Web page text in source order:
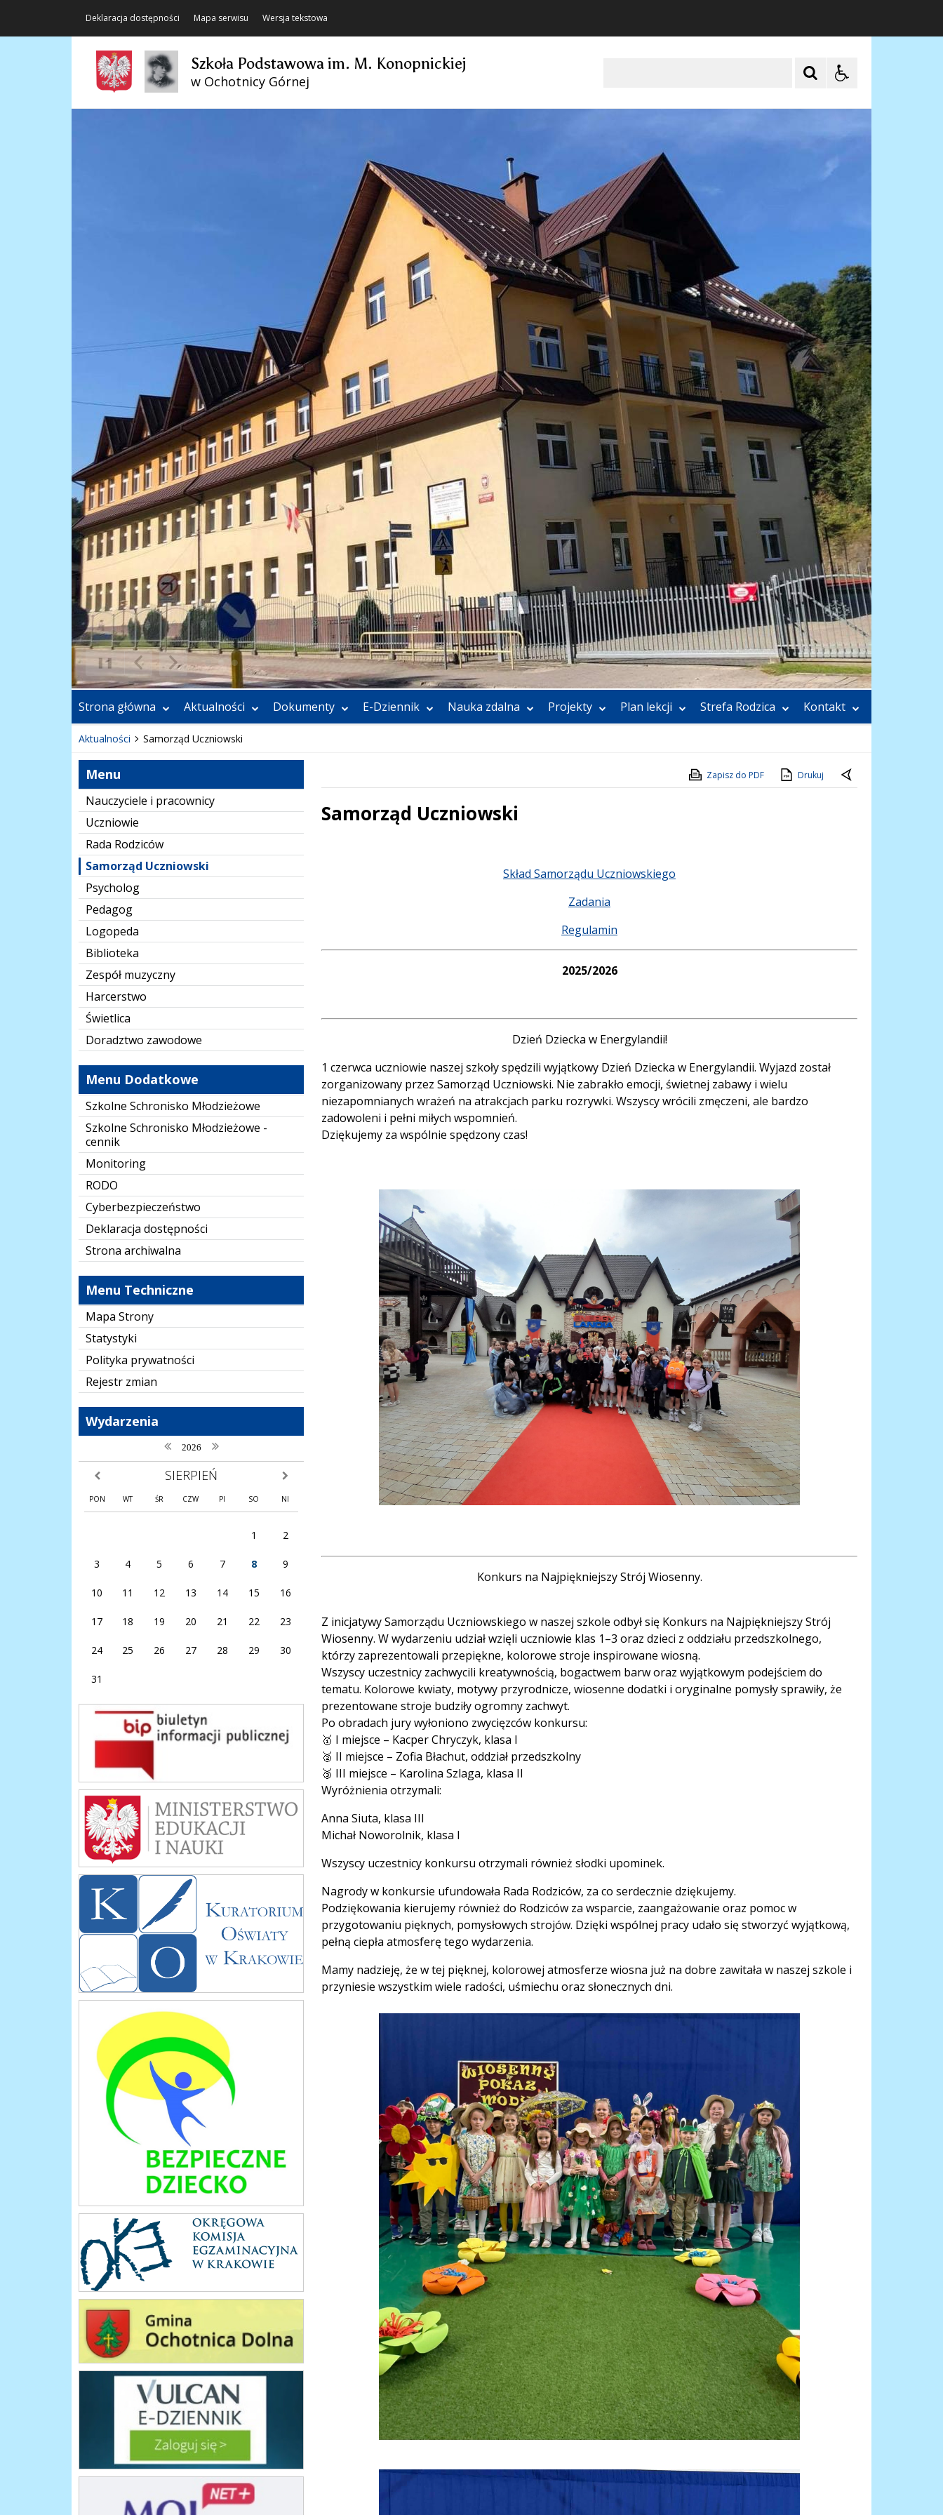
Deklaracja dostępności Mapa serwisu Wersja tekstowa
Szkoła Podstawowa im. M. Konopnickiej
w Ochotnicy Górnej
Poprzedni Element
Następny Element
❚❚
Strona główna Aktualności Dokumenty E-Dziennik Nauka zdalna Projekty Plan lekcji Strefa Rodzica Kontakt
Aktualności Samorząd Uczniowski
Menu
Nauczyciele i pracownicy
Uczniowie
Rada Rodziców
Samorząd Uczniowski
Psycholog
Pedagog
Logopeda
Biblioteka
Zespół muzyczny
Harcerstwo
Świetlica
Doradztwo zawodowe
Menu Dodatkowe
Szkolne Schronisko Młodzieżowe
Szkolne Schronisko Młodzieżowe -
cennik
Monitoring
RODO
Cyberbezpieczeństwo
Deklaracja dostępności
Strona archiwalna
Menu Techniczne
Mapa Strony
Statystyki
Polityka prywatności
Rejestr zmian
Wydarzenia
poprzedni rok
2026 następny rok
poprzedni miesiąc SIERPIEŃ następny miesiąc
PON WT ŚR CZW PI SO NI
1 2
3 4 5 6 7 8 9
10 11 12 13 14 15 16
17 18 19 20 21 22 23
24 25 26 27 28 29 30
31
bip
men
kuratorium_krakow
bezp_dziecko
oke_krakow
urzad_gminy
vulcan
mol_net
Zapisz do PDF Drukuj
Samorząd Uczniowski
Skład Samorządu Uczniowskiego
Zadania
Regulamin
2025/2026
Dzień Dziecka w Energylandii!
1 czerwca uczniowie naszej szkoły spędzili wyjątkowy Dzień Dziecka w Energylandii. Wyjazd został
zorganizowany przez Samorząd Uczniowski. Nie zabrakło emocji, świetnej zabawy i wielu
niezapomnianych wrażeń na atrakcjach parku rozrywki. Wszyscy wrócili zmęczeni, ale bardzo
zadowoleni i pełni miłych wspomnień.
Dziękujemy za wspólnie spędzony czas!
Konkurs na Najpiękniejszy Strój Wiosenny.
Z inicjatywy Samorządu Uczniowskiego w naszej szkole odbył się Konkurs na Najpiękniejszy Strój
Wiosenny. W wydarzeniu udział wzięli uczniowie klas 1–3 oraz dzieci z oddziału przedszkolnego,
którzy zaprezentowali przepiękne, kolorowe stroje inspirowane wiosną.
Wszyscy uczestnicy zachwycili kreatywnością, bogactwem barw oraz wyjątkowym podejściem do
tematu. Kolorowe kwiaty, motywy przyrodnicze, wiosenne dodatki i oryginalne pomysły sprawiły, że
prezentowane stroje budziły ogromny zachwyt.
Po obradach jury wyłoniono zwycięzców konkursu:
🥇 I miejsce – Kacper Chryczyk, klasa I
🥈 II miejsce – Zofia Błachut, oddział przedszkolny
🥉 III miejsce – Karolina Szlaga, klasa II
Wyróżnienia otrzymali:
Anna Siuta, klasa III
Michał Noworolnik, klasa I
Wszyscy uczestnicy konkursu otrzymali również słodki upominek.
Nagrody w konkursie ufundowała Rada Rodziców, za co serdecznie dziękujemy.
Podziękowania kierujemy również do Rodziców za wsparcie, zaangażowanie oraz pomoc w
przygotowaniu pięknych, pomysłowych strojów. Dzięki wspólnej pracy udało się stworzyć wyjątkową,
pełną ciepła atmosferę tego wydarzenia.
Mamy nadzieję, że w tej pięknej, kolorowej atmosferze wiosna już na dobre zawitała w naszej szkole i
przyniesie wszystkim wiele radości, uśmiechu oraz słonecznych dni.